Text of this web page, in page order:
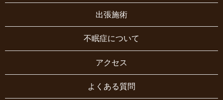
出張施術
不眠症について
アクセス
よくある質問